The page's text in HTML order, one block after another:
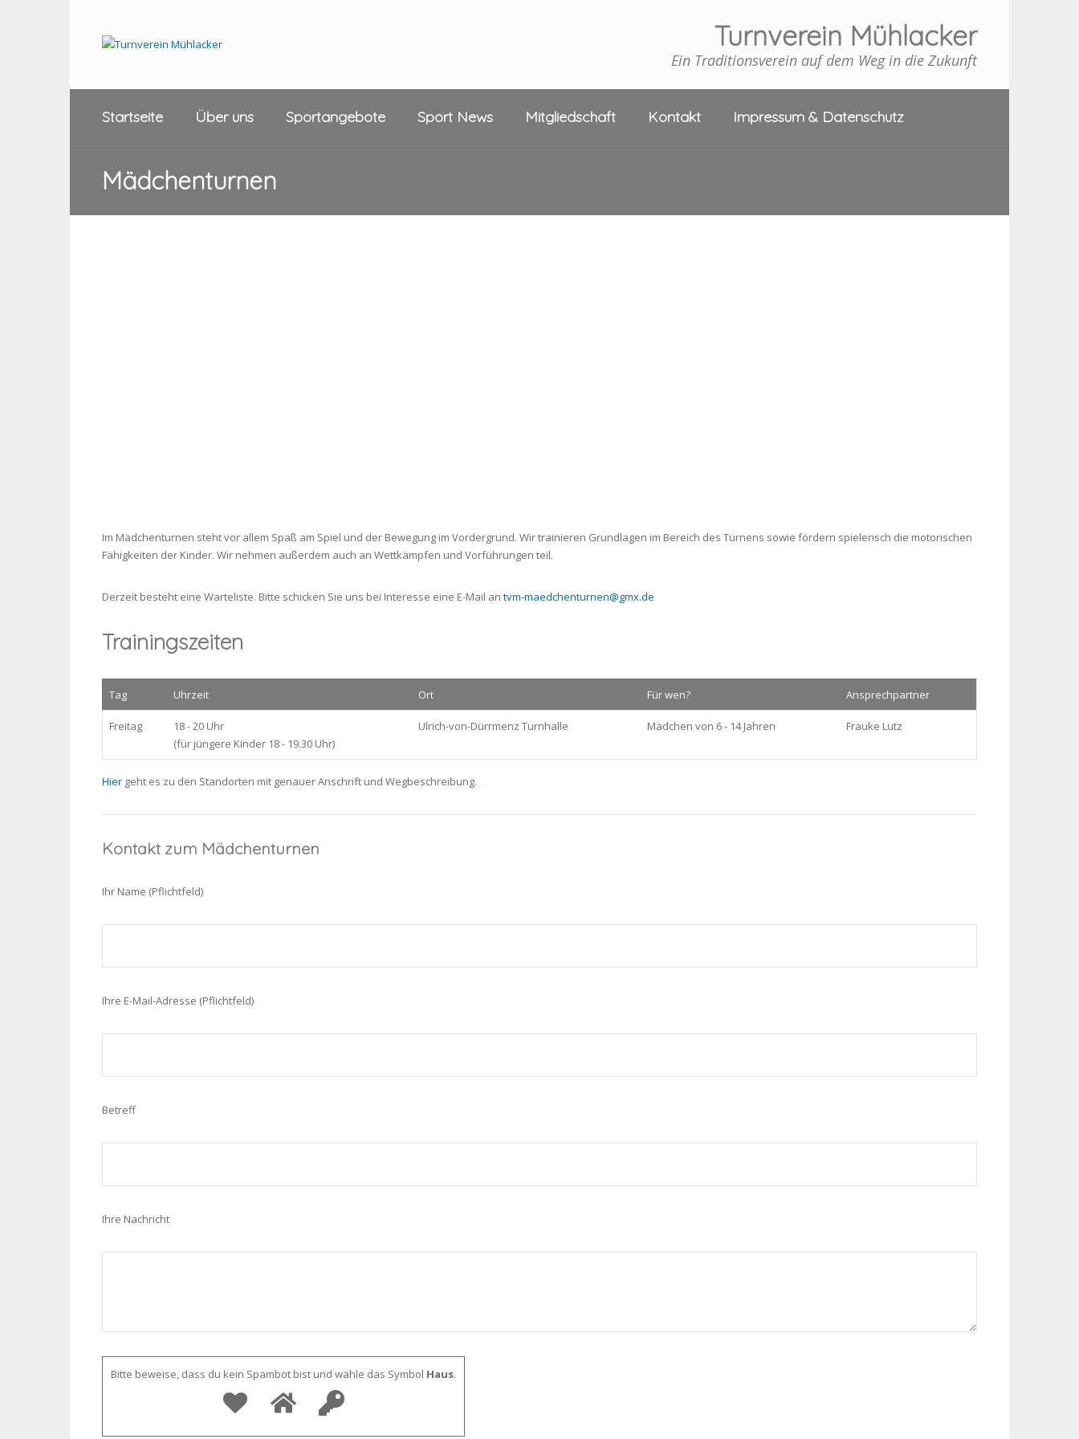
Turnverein Mühlacker
Ein Traditionsverein auf dem Weg in die Zukunft
Startseite Über uns Sportangebote Sport News Mitgliedschaft Kontakt Impressum & Datenschutz
Mädchenturnen
Im Mädchenturnen steht vor allem Spaß am Spiel und der Bewegung im Vordergrund. Wir trainieren Grundlagen im Bereich des Turnens sowie fördern spielerisch die motorischen
Fähigkeiten der Kinder. Wir nehmen außerdem auch an Wettkämpfen und Vorführungen teil.
Derzeit besteht eine Warteliste. Bitte schicken Sie uns bei Interesse eine E-Mail an tvm-maedchenturnen@gmx.de
Trainingszeiten
Tag Uhrzeit Ort Für wen? Ansprechpartner
Freitag
18 - 20 Uhr
(für jüngere Kinder 18 - 19.30 Uhr)
Ulrich-von-Dürrmenz Turnhalle Mädchen von 6 - 14 Jahren Frauke Lutz
Hier geht es zu den Standorten mit genauer Anschrift und Wegbeschreibung.
Kontakt zum Mädchenturnen
Ihr Name (Pflichtfeld)
Ihre E-Mail-Adresse (Pflichtfeld)
Betreff
Ihre Nachricht
Bitte beweise, dass du kein Spambot bist und wähle das Symbol Haus.